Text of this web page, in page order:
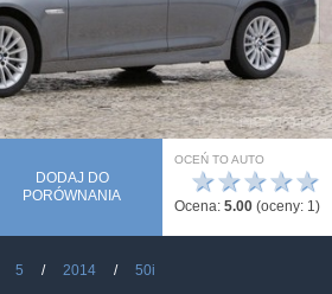
DODAJ DO
PORÓWNANIA
OCEŃ TO AUTO
★
★
★
★
★
Ocena: 5.00 (oceny: 1)
5 2014 50i